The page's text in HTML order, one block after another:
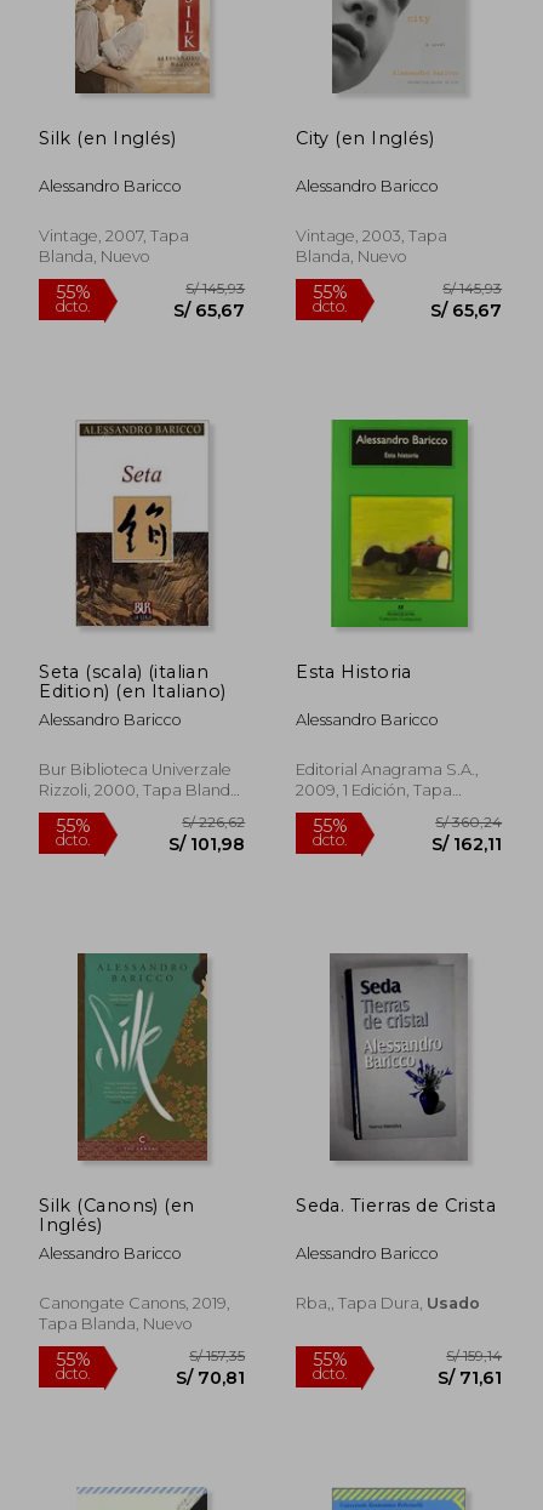
55%
dcto. S/ 71,61
55%
dcto.
55% 55%
dcto.
Silk (en Inglés)
Alessandro Baricco
Vintage, 2007, Tapa
Blanda, Nuevo
City (en Inglés)
Alessandro Baricco
Vintage, 2003, Tapa
Blanda, Nuevo
Seta (scala) (italian
Edition) (en Italiano)
Alessandro Baricco
Bur Biblioteca Univerzale
Rizzoli, 2000, Tapa Blanda,
Usado
Esta Historia
Alessandro Baricco
Editorial Anagrama S.A.,
2009, 1 Edición, Tapa
Blanda,Usado
Silk (Canons) (en
Inglés)
Alessandro Baricco
Canongate Canons, 2019,
Tapa Blanda, Nuevo
Seda. Tierras de Crista
Alessandro Baricco
Rba,, Tapa Dura, Usado